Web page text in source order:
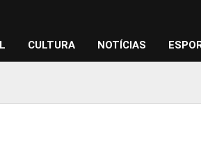
CULTURA NOTÍCIAS